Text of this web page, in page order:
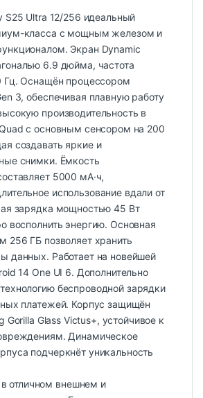
S25 Ultra 12/256 идеальный
класса с мощным железом и
Экран Dynamic
6.9 дюйма, частота
Гц. Оснащён процессором
3, обеспечивая плавную работу
производительность в
с основным сенсором на 200
создавать яркие и
снимки. Ёмкость
5000 мА·ч,
использование вдали от
зарядка мощностью 45 Вт
восполнить энергию. Основная
256 ГБ позволяет хранить
данных. Работает на новейшей
14 One UI 6. Дополнительно
беспроводной зарядки
платежей. Корпус защищён
Gorilla Glass Victus+, устойчивое к
Динамическое
подчеркнёт уникальность
отличном внешнем и